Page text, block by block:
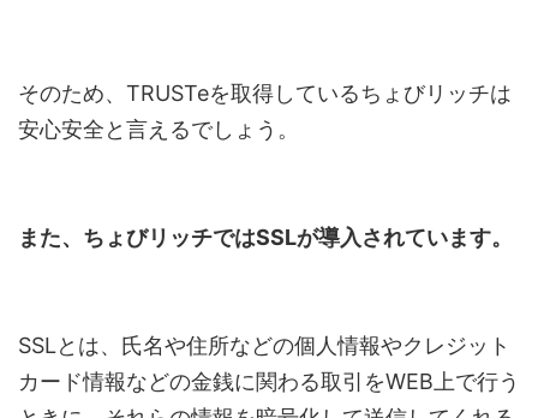
そのため、TRUSTeを取得しているちょびリッチは
安心安全と言えるでしょう。
また、ちょびリッチではSSLが導入されています。
SSLとは、氏名や住所などの個人情報やクレジット
カード情報などの金銭に関わる取引をWEB上で行う